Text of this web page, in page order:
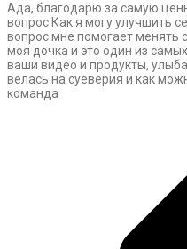
Ада, благодарю за самую
вопрос Как я могу улучшить
вопрос мне помогает менять
моя дочка и это один из
ваши видео и продукты,
велась на суеверия и как
команда